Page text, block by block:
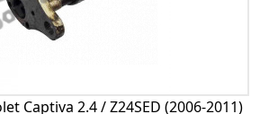
Captiva 2.4 / Z24SED (2006-2011)